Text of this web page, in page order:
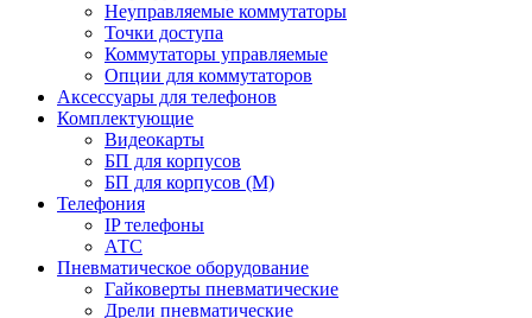
Неуправляемые коммутаторы
Точки доступа
Коммутаторы управляемые
Опции для коммутаторов
Аксессуары для телефонов
Комплектующие
Видеокарты
БП для корпусов
БП для корпусов (М)
Телефония
IP телефоны
АТС
Пневматическое оборудование
Гайковерты пневматические
Дрели пневматические